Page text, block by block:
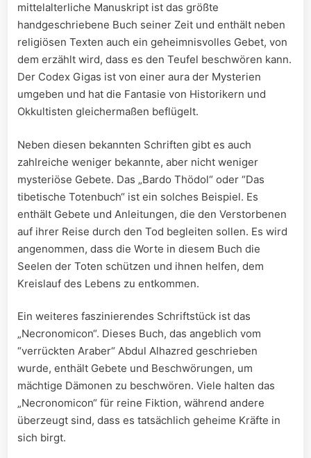
mittelalterliche⁣ Manuskript ist das größte
handgeschriebene Buch seiner⁤ Zeit und​ enthält neben
religiösen Texten auch ein geheimnisvolles Gebet, ‌von
‌dem​ erzählt wird, ​dass es den Teufel⁤ beschwören kann.
Der Codex Gigas ist von einer aura der⁢ Mysterien
umgeben und ​hat die Fantasie ‍von Historikern und
Okkultisten gleichermaßen beflügelt.
Neben diesen⁢ bekannten Schriften gibt ⁤es auch
zahlreiche‍ weniger bekannte,⁣ aber nicht weniger
mysteriöse Gebete. Das „Bardo Thödol“ oder ​“Das
‍tibetische Totenbuch“ ist ein solches Beispiel. Es
enthält⁤ Gebete ‍und Anleitungen,⁢ die den Verstorbenen
auf ihrer Reise ⁣durch‍ den ‌Tod⁢ begleiten sollen. Es ⁣wird
‌angenommen, dass ⁢die Worte ​in diesem ‌Buch ⁢die
Seelen der⁤ Toten schützen und ihnen‌ helfen,⁤ dem
⁣Kreislauf des Lebens​ zu entkommen.
Ein weiteres faszinierendes ​Schriftstück ⁣ist das
„Necronomicon“. ‌Dieses Buch, das ‍angeblich vom
⁢“verrückten Araber“​ Abdul‍ Alhazred⁤ geschrieben
⁤wurde, enthält Gebete und ‌Beschwörungen, um
mächtige Dämonen zu beschwören. ​Viele halten das‌
„Necronomicon“ für reine ⁤Fiktion, ⁣während andere
‍überzeugt‍ sind, dass​ es‌ tatsächlich geheime ⁣Kräfte⁣ in
sich birgt.